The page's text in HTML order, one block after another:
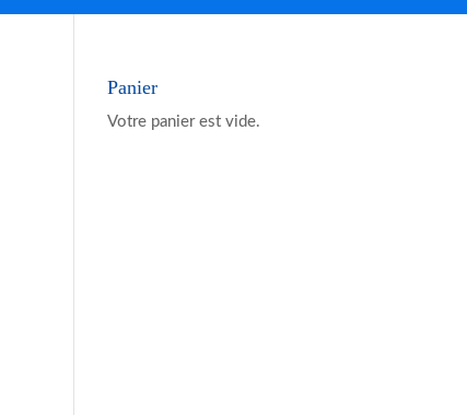
Panier
Votre panier est vide.